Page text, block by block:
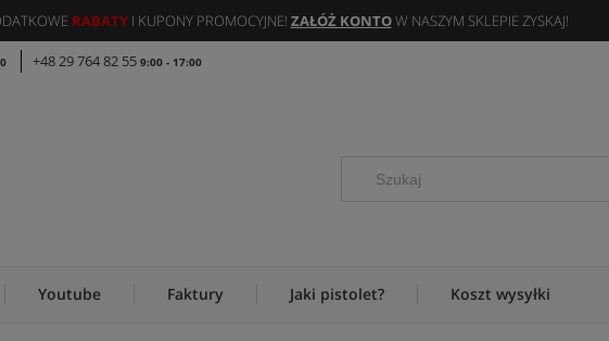
RABATYI KUPONY PROMOCYJNE! ZAŁÓŻ KONTOW NASZYM SKLEPIE ZYSKAJ!
+48 29 764 82 55 9:00 - 17:00
Youtube Faktury Jaki pistolet? Koszt wysyłki